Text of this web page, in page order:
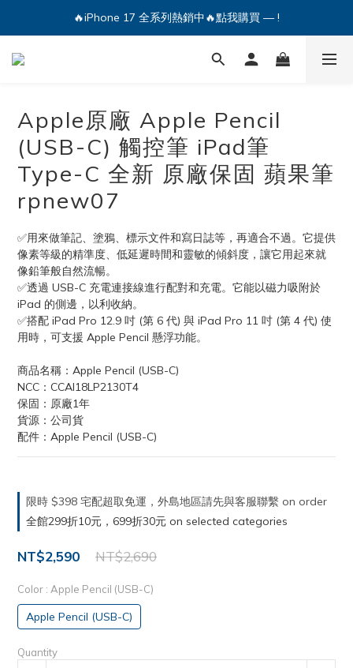
🔥iPhone 17 全系列熱銷中🔥點我購買 — !
🔥iPhone 17 全系列熱銷中🔥點我購買 — !
💕加入Q哥 Line 新好友領優惠券！🎫
Apple原廠 Apple Pencil
(USB-C) 觸控筆 iPad筆
Type-C 全新 原廠保固 蘋果筆
rpnew07
✅用來做筆記、塗鴉、標示文件和寫日誌等，再適合不過。它提供
像素等級的精準度、低延遲時間和靈敏的傾斜度，讓它用起來就
像鉛筆般自然流暢。
✅透過 USB-C 充電連接線進行配對和充電。它能以磁力吸附於
iPad 的側邊，以利收納。
✅搭配 iPad Pro 12.9 吋 (第 6 代) 與 iPad Pro 11 吋 (第 4 代) 使
用時，可支援 Apple Pencil 懸浮功能。
商品名稱：Apple Pencil (USB-C)
NCC：CCAI18LP2130T4
保固：原廠1年
貨源：公司貨
配件：Apple Pencil (USB-C)
限時 $398 宅配超取免運，外島地區請先與客服聯繫 on order
全館299折10元，699折30元 on selected categories
NT$2,690
NT$2,590
Color : Apple Pencil (USB-C)
Apple Pencil (USB-C)
Quantity